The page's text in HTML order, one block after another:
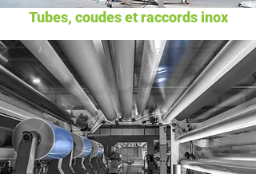
Tubes, coudes et raccords inox